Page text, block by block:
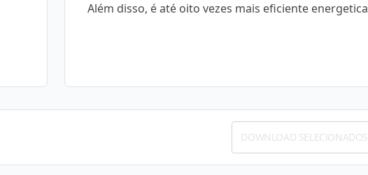
Além disso, é até oito vezes mais eficiente energetica
DOWNLOAD SELECIONADOS